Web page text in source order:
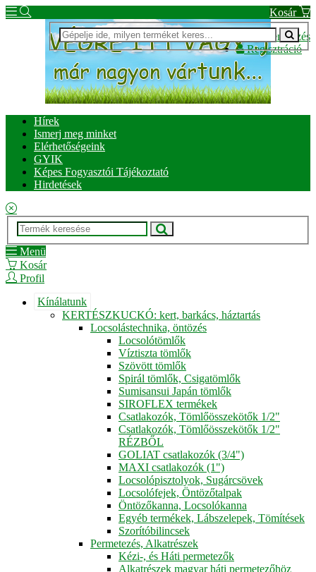
Kosár
Bejelentkezés
Regisztráció
Hírek
Ismerj meg minket
Elérhetőségeink
GYIK
Képes Fogyasztói Tájékoztató
Hirdetések
Menü
Kosár
Profil
Kínálatunk
KERTÉSZKUCKÓ: kert, barkács, háztartás
Locsolástechnika, öntözés
Locsolótömlők
Víztiszta tömlők
Szövött tömlők
Spirál tömlők, Csigatömlők
Sumisansui Japán tömlők
SIROFLEX termékek
Csatlakozók, Tömlőösszekötők 1/2"
Csatlakozók, Tömlőösszekötők 1/2"
RÉZBŐL
GOLIAT csatlakozók (3/4")
MAXI csatlakozók (1")
Locsolópisztolyok, Sugárcsövek
Locsolófejek, Öntözőtalpak
Öntözőkanna, Locsolókanna
Egyéb termékek, Lábszelepek, Tömítések
Szorítóbilincsek
Permetezés, Alkatrészek
Kézi-, és Háti permetezők
Alkatrészek magyar háti permetezőhöz